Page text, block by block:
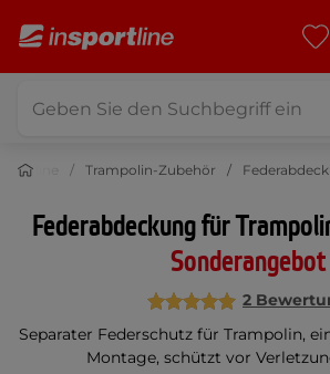
Trampolin-Zubehör
Federabdeckung für
Sonderangebot
2
Separater Federschutz für Trampolin,
Montage, schützt vor